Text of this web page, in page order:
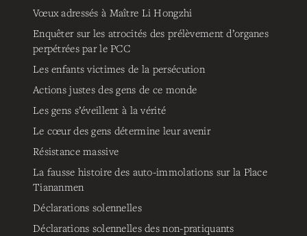
Vœux adressés à Maître Li Hongzhi
Enquêter sur les atrocités des prélèvement d’organes
perpétrées par le PCC
Les enfants victimes de la persécution
Actions justes des gens de ce monde
Les gens s’éveillent à la vérité
Le cœur des gens détermine leur avenir
Résistance massive
La fausse histoire des auto-immolations sur la Place
Tiananmen
Déclarations solennelles
Déclarations solennelles des non-pratiquants